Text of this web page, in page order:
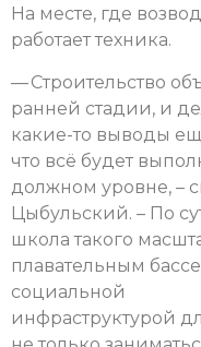
На месте, где
работает техника.
— Строительство
ранней стадии, и
какие-то выводы
что всё будет
должном уровне, –
Цыбульский. – По
школа такого
плавательным
социальной
инфраструктурой